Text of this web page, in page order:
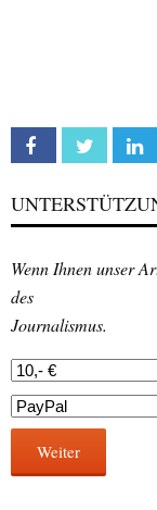
Facebook Twitter
Wenn Ihnen unser
des
Journalismus.
Weiter